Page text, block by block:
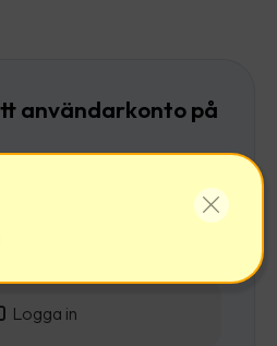
användarkonto på
att du först
och
till ditt befintliga
Logga in